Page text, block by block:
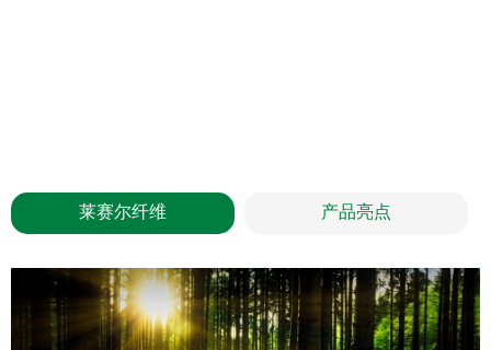
莱赛尔纤维 产品亮点